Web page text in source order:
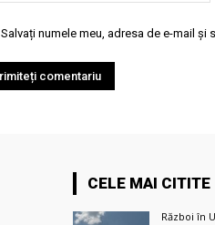
Salvați numele meu, adresa de e-mail și
CELE MAI CITITE
Război în